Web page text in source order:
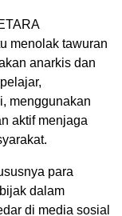
menolak tawuran
anarkis dan
menggunakan
aktif menjaga
para
dalam
di media sosial